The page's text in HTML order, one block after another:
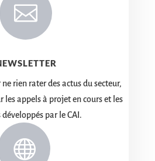

rien rater des actus du secteur,
les appels à projet en cours et les
par le CAI.
